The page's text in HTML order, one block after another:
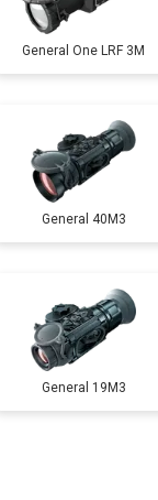
General One LRF 3M
General 40M3
General 19M3